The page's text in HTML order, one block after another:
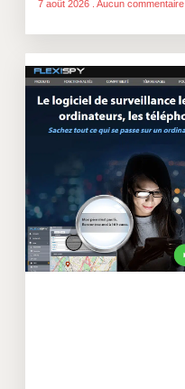
7 août 2026 Aucun commentaire